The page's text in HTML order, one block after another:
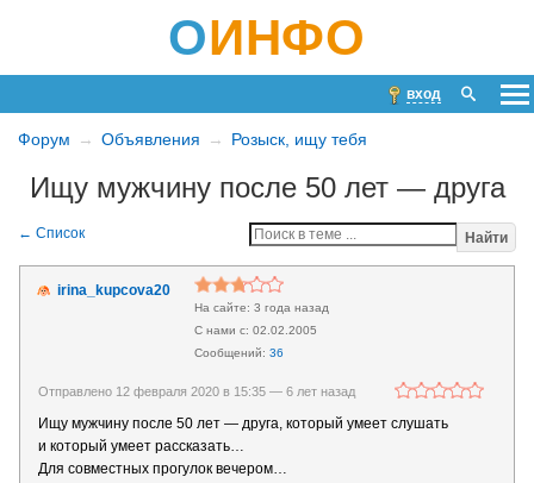
ОИНФО
вход
Форум Объявления Розыск, ищу тебя
Ищу мужчину после 50 лет — друга
Найти
irina_kupcova20
3 года назад
02.02.2005
36
Отправлено 12 февраля 2020 в 15:35 — 6 лет назад
Ищу мужчину после 50 лет — друга, который умеет слушать
и который умеет рассказать…
Для совместных прогулок вечером…